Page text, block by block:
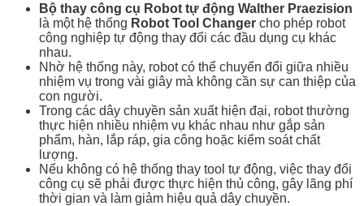
Bộ thay công cụ Robot tự động Walther Praezision
là một hệ thống Robot Tool Changer cho phép robot
công nghiệp tự động thay đổi các đầu dụng cụ khác
nhau.
Nhờ hệ thống này, robot có thể chuyển đổi giữa nhiều
nhiệm vụ trong vài giây mà không cần sự can thiệp của
con người.
Trong các dây chuyền sản xuất hiện đại, robot thường
thực hiện nhiều nhiệm vụ khác nhau như gắp sản
phẩm, hàn, lắp ráp, gia công hoặc kiểm soát chất
lượng.
Nếu không có hệ thống thay tool tự động, việc thay đổi
công cụ sẽ phải được thực hiện thủ công, gây lãng phí
thời gian và làm giảm hiệu quả dây chuyền.